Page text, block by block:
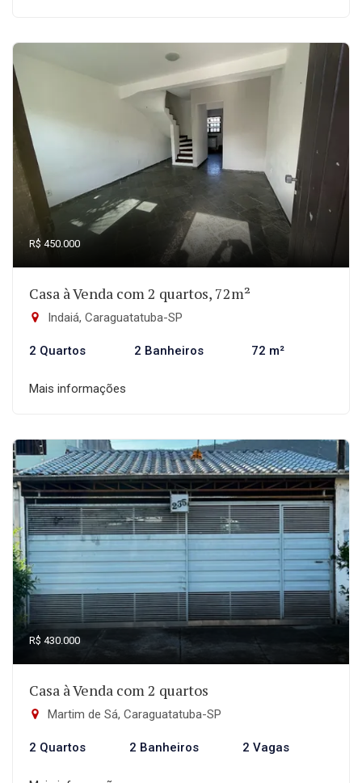
R$ 450.000
Casa à Venda com 2 quartos, 72m²
Indaiá, Caraguatatuba-SP
2 Quartos 2 Banheiros 72 m²
Mais informações
R$ 430.000
Casa à Venda com 2 quartos
Martim de Sá, Caraguatatuba-SP
2 Quartos 2 Banheiros 2 Vagas